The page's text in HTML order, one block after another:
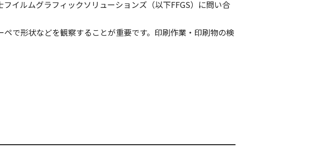
イルムグラフィックソリューションズ（以下FFGS）に問い合
で形状などを観察することが重要です。印刷作業・印刷物の検